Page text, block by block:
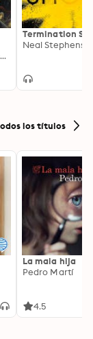
William Gibson, Bruce Sterling
Termination
Neal
los títulos
La mala hija
Pedro Martí
4.5